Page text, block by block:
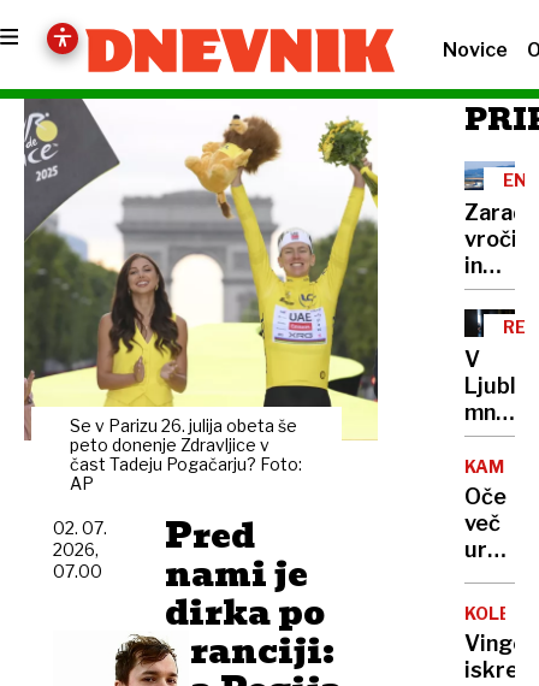
Novice
Se v Parizu 26. julija obeta še
peto donenje Zdravljice v
čast Tadeju Pogačarju? Foto:
AP
Pred
nami je
dirka po
Franciji:
02. 07.
2026,
07.00
Zaradi
in
suše
tudi
manj
od
kod
cenah
prihaja
v
V
na
za
družbo
jih
pot
KAMNIK
Oče
več
ur
ponoči
otroka
in